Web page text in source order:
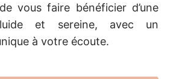
vous faire bénéficier d’une
et sereine, avec un
à votre écoute.